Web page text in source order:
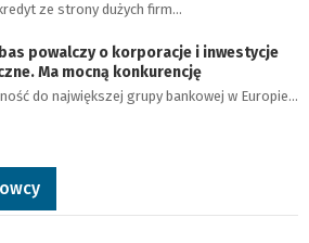
ze strony dużych firm…
powalczy o korporacje i inwestycje
Ma mocną konkurencję
do największej grupy bankowej w Europie…